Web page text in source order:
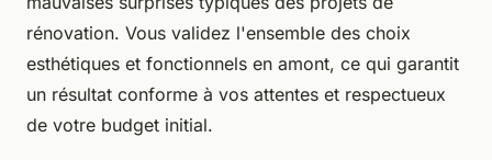
rénovation. Vous validez l'ensemble des choix
esthétiques et fonctionnels en amont, ce qui garantit
un résultat conforme à vos attentes et respectueux
de votre budget initial.